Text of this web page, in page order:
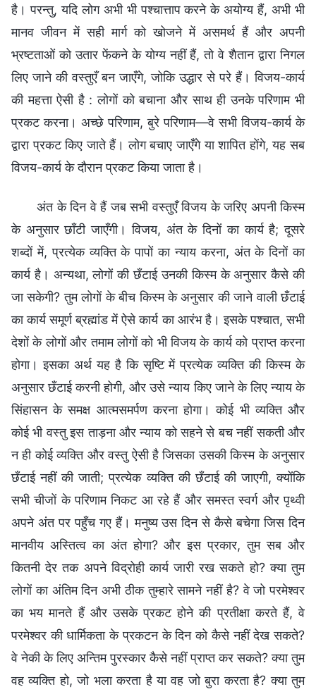
है। परन्तु, यदि लोग अभी भी पश्चात्ताप करने के अयोग्य हैं, अभी भी
मानव जीवन में सही मार्ग को खोजने में असमर्थ हैं और अपनी
भ्रष्टताओं को उतार फेंकने के योग्य नहीं हैं, तो वे शैतान द्वारा निगल
लिए जाने की वस्तुएँ बन जाएँगे, जोकि उद्धार से परे हैं। विजय-कार्य
की महत्ता ऐसी है : लोगों को बचाना और साथ ही उनके परिणाम भी
प्रकट करना। अच्छे परिणाम, बुरे परिणाम—वे सभी विजय-कार्य के
द्वारा प्रकट किए जाते हैं। लोग बचाए जाएँगे या शापित होंगे, यह सब
विजय-कार्य के दौरान प्रकट किया जाता है।
अंत के दिन वे हैं जब सभी वस्तुएँ विजय के जरिए अपनी किस्म
के अनुसार छाँटी जाएँगी। विजय, अंत के दिनों का कार्य है; दूसरे
शब्दों में, प्रत्येक व्यक्ति के पापों का न्याय करना, अंत के दिनों का
कार्य है। अन्यथा, लोगों की छँटाई उनकी किस्म के अनुसार कैसे की
जा सकेगी? तुम लोगों के बीच किस्म के अनुसार की जाने वाली छँटाई
का कार्य समूर्ण ब्रह्मांड में ऐसे कार्य का आरंभ है। इसके पश्चात, सभी
देशों के लोगों और तमाम लोगों को भी विजय के कार्य को प्राप्त करना
होगा। इसका अर्थ यह है कि सृष्टि में प्रत्येक व्यक्ति की किस्म के
अनुसार छँटाई करनी होगी, और उसे न्याय किए जाने के लिए न्याय के
सिंहासन के समक्ष आत्मसमर्पण करना होगा। कोई भी व्यक्ति और
कोई भी वस्तु इस ताड़ना और न्याय को सहने से बच नहीं सकती और
न ही कोई व्यक्ति और वस्तु ऐसी है जिसका उसकी किस्म के अनुसार
छँटाई नहीं की जाती; प्रत्येक व्यक्ति की छँटाई की जाएगी, क्योंकि
सभी चीजों के परिणाम निकट आ रहे हैं और समस्त स्वर्ग और पृथ्वी
अपने अंत पर पहुँच गए हैं। मनुष्य उस दिन से कैसे बचेगा जिस दिन
मानवीय अस्तित्व का अंत होगा? और इस प्रकार, तुम सब और
कितनी देर तक अपने विद्रोही कार्य जारी रख सकते हो? क्या तुम
लोगों का अंतिम दिन अभी ठीक तुम्हारे सामने नहीं है? वे जो परमेश्वर
का भय मानते हैं और उसके प्रकट होने की प्रतीक्षा करते हैं, वे
परमेश्वर की धार्मिकता के प्रकटन के दिन को कैसे नहीं देख सकते?
वे नेकी के लिए अन्तिम पुरस्कार कैसे नहीं प्राप्त कर सकते? क्या तुम
वह व्यक्ति हो, जो भला करता है या वह जो बुरा करता है? क्या तुम